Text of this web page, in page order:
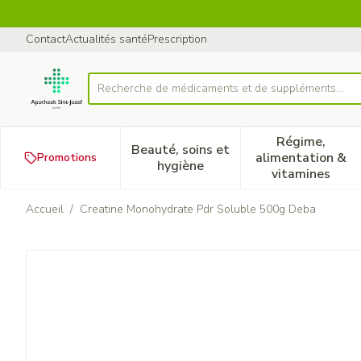
ContactActualités santéPrescription
Rechercher
Recherche de médicaments et de suppléments...
Promotions
Beauté, soins et
hygièneAfficher le sous-menu pour
Régime,
alimentation &
vitamines
Afficher
Accueil / Creatine Monohydrate Pdr Soluble 500g Deba
Creatine Monohydrate Pdr